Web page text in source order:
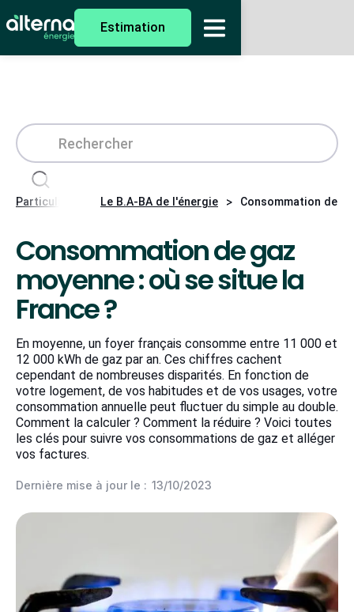
Estimation
Particuliers Le B.A-BA de l'énergie > Consommation de
Consommation de gaz
moyenne : où se situe la
France ?
En moyenne, un foyer français consomme entre 11 000 et
12 000 kWh de gaz par an. Ces chiffres cachent
cependant de nombreuses disparités. En fonction de
votre logement, de vos habitudes et de vos usages, votre
consommation annuelle peut fluctuer du simple au double.
Comment la calculer ? Comment la réduire ? Voici toutes
les clés pour suivre vos consommations de gaz et alléger
vos factures.
Dernière mise à jour le : 13/10/2023